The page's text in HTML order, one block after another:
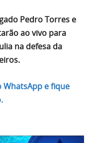
Pedro Torres e
ao vivo para
na defesa da
WhatsApp e fique